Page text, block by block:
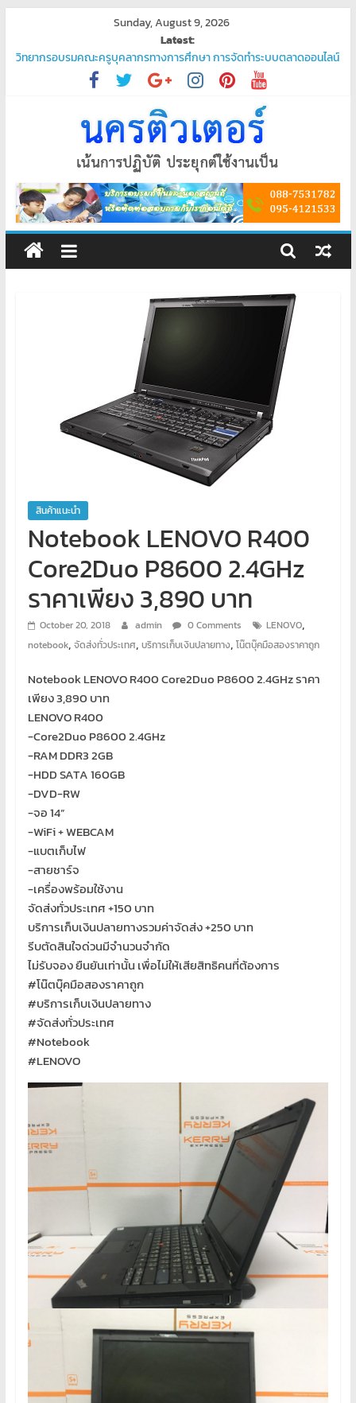
content
Sunday, August 9, 2026
Latest:
วิทยากรอบรมคณะครูบุคลากรทางการศึกษา การจัดทำระบบตลาดออนไลน์
“ชวนมาช้อป นักเรียนสุขใจ”
โปรแกรมจัดการน้ำประปา
บริการรับเขียนโปรแกรม PHP ระดับมืออาชีพ – ตอบโจทย์ทุกความต้องการ
บริการรับเขียนโปรแกรมระดับมืออาชีพ
พัฒนาระบบ ยืนยันตัวตนผ่านแอป Thaid
ศูนย์
อบรม
คอมพิวเตอร์
คอมพิวเตอร์
สอน
พิเศษ
คอมพิวเตอร์
เว็บไซต์
บริการ
เว็บไซต์
เช่า
โอส
จด
โดเมน
สอน
คอมพิวเตอร์
ออกแบบ
เว็บ
พัฒนา
เว็บ
ทำ
เว็บไซต์
จด
โดเมน
เช่า
สต์
ราคา
ถูก
รับ
สั่ง
สอน
สินค้าแนะนำ
Notebook LENOVO R400
Core2Duo P8600 2.4GHz
ราคาเพียง 3,890 บาท
October 20, 2018 admin 0 Comments LENOVO,
notebook, จัดส่งทั่วประเทศ, บริการเก็บเงินปลายทาง, โน๊ตบุ๊คมือสองราคาถูก
Notebook LENOVO R400 Core2Duo P8600 2.4GHz ราคา
เพียง 3,890 บาท
LENOVO R400
-Core2Duo P8600 2.4GHz
-RAM DDR3 2GB
-HDD SATA 160GB
-DVD-RW
-จอ 14”
-WiFi + WEBCAM
-แบตเก็บไฟ
-สายชาร์จ
-เครื่องพร้อมใช้งาน
จัดส่งทั่วประเทศ +150 บาท
บริการเก็บเงินปลายทางรวมค่าจัดส่ง +250 บาท
รีบตัดสินใจด่วนมีจำนวนจำกัด
ไม่รับจอง ยืนยันเท่านั้น เพื่อไม่ให้เสียสิทธิคนที่ต้องการ
#โน๊ตบุ๊คมือสองราคาถูก
#บริการเก็บเงินปลายทาง
#จัดส่งทั่วประเทศ
#Notebook
#LENOVO